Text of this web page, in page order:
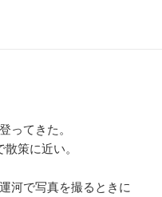
ってきた。
策に近い。
河で写真を撮るときに